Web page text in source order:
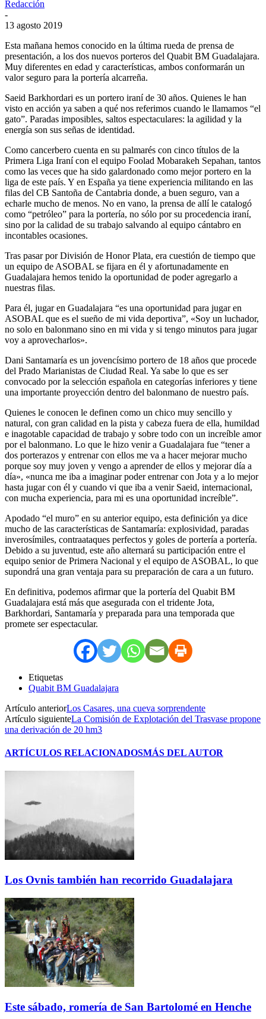
Redacción
-
13 agosto 2019
Esta mañana hemos conocido en la última rueda de prensa de
presentación, a los dos nuevos porteros del Quabit BM Guadalajara.
Muy diferentes en edad y características, ambos conformarán un
valor seguro para la portería alcarreña.
Saeid Barkhordari es un portero iraní de 30 años. Quienes le han
visto en acción ya saben a qué nos referimos cuando le llamamos “el
gato”. Paradas imposibles, saltos espectaculares: la agilidad y la
energía son sus señas de identidad.
Como cancerbero cuenta en su palmarés con cinco títulos de la
Primera Liga Iraní con el equipo Foolad Mobarakeh Sepahan, tantos
como las veces que ha sido galardonado como mejor portero en la
liga de este país. Y en España ya tiene experiencia militando en las
filas del CB Santoña de Cantabria donde, a buen seguro, van a
echarle mucho de menos. No en vano, la prensa de allí le catalogó
como “petróleo” para la portería, no sólo por su procedencia iraní,
sino por la calidad de su trabajo salvando al equipo cántabro en
incontables ocasiones.
Tras pasar por División de Honor Plata, era cuestión de tiempo que
un equipo de ASOBAL se fijara en él y afortunadamente en
Guadalajara hemos tenido la oportunidad de poder agregarlo a
nuestras filas.
Para él, jugar en Guadalajara “es una oportunidad para jugar en
ASOBAL que es el sueño de mi vida deportiva”, «Soy un luchador,
no solo en balonmano sino en mi vida y si tengo minutos para jugar
voy a aprovecharlos».
Dani Santamaría es un jovencísimo portero de 18 años que procede
del Prado Marianistas de Ciudad Real. Ya sabe lo que es ser
convocado por la selección española en categorías inferiores y tiene
una importante proyección dentro del balonmano de nuestro país.
Quienes le conocen le definen como un chico muy sencillo y
natural, con gran calidad en la pista y cabeza fuera de ella, humildad
e inagotable capacidad de trabajo y sobre todo con un increíble amor
por el balonmano. Lo que le hizo venir a Guadalajara fue “tener a
dos porterazos y entrenar con ellos me va a hacer mejorar mucho
porque soy muy joven y vengo a aprender de ellos y mejorar día a
día», «nunca me iba a imaginar poder entrenar con Jota y a lo mejor
hasta jugar con él y cuando vi que iba a venir Saeid, internacional,
con mucha experiencia, para mi es una oportunidad increíble”.
Apodado “el muro” en su anterior equipo, esta definición ya dice
mucho de las características de Santamaría: explosividad, paradas
inverosímiles, contraataques perfectos y goles de portería a portería.
Debido a su juventud, este año alternará su participación entre el
equipo senior de Primera Nacional y el equipo de ASOBAL, lo que
supondrá una gran ventaja para su preparación de cara a un futuro.
En definitiva, podemos afirmar que la portería del Quabit BM
Guadalajara está más que asegurada con el tridente Jota,
Barkhordari, Santamaría y preparada para una temporada que
promete ser espectacular.
Etiquetas
Quabit BM Guadalajara
Artículo anteriorLos Casares, una cueva sorprendente
Artículo siguienteLa Comisión de Explotación del Trasvase propone
una derivación de 20 hm3
ARTÍCULOS RELACIONADOSMÁS DEL AUTOR
Los Ovnis también han recorrido Guadalajara
Este sábado, romería de San Bartolomé en Henche